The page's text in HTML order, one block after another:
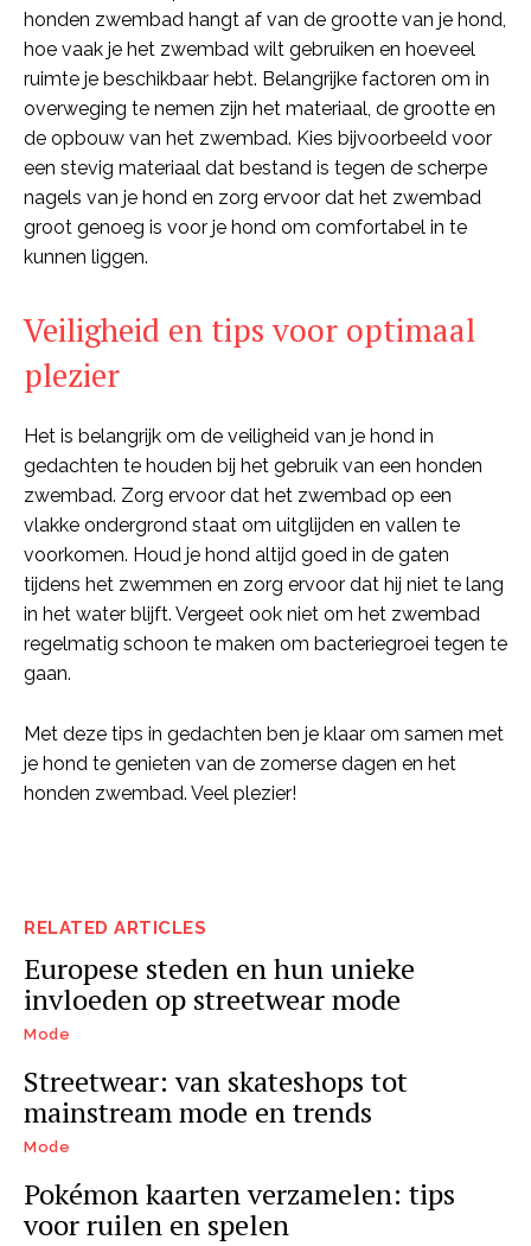
RELATED ARTICLES
Europese steden en hun unieke
invloeden op streetwear mode
Mode
Streetwear: van skateshops tot
mainstream mode en trends
Mode
Pokémon kaarten verzamelen: tips
voor ruilen en spelen
honden zwembad hangt af van de grootte van je hond,
hoe vaak je het zwembad wilt gebruiken en hoeveel
ruimte je beschikbaar hebt. Belangrijke factoren om in
overweging te nemen zijn het materiaal, de grootte en
de opbouw van het zwembad. Kies bijvoorbeeld voor
een stevig materiaal dat bestand is tegen de scherpe
nagels van je hond en zorg ervoor dat het zwembad
groot genoeg is voor je hond om comfortabel in te
kunnen liggen.
Veiligheid en tips voor optimaal
plezier
Het is belangrijk om de veiligheid van je hond in
gedachten te houden bij het gebruik van een honden
zwembad. Zorg ervoor dat het zwembad op een
vlakke ondergrond staat om uitglijden en vallen te
voorkomen. Houd je hond altijd goed in de gaten
tijdens het zwemmen en zorg ervoor dat hij niet te lang
in het water blijft. Vergeet ook niet om het zwembad
regelmatig schoon te maken om bacteriegroei tegen te
gaan.
Met deze tips in gedachten ben je klaar om samen met
je hond te genieten van de zomerse dagen en het
honden zwembad. Veel plezier!